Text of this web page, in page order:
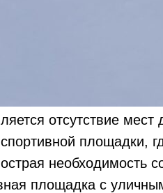
отсутствие мест
площадки,
необходимость
площадка с